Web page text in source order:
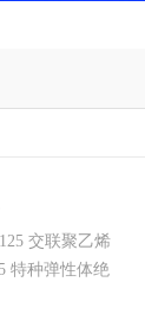
交联聚乙烯
特种弹性体绝